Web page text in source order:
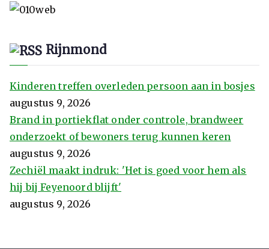
Rijnmond
Kinderen treffen overleden persoon aan in bosjes
augustus 9, 2026
Brand in portiekflat onder controle, brandweer
onderzoekt of bewoners terug kunnen keren
augustus 9, 2026
Zechiël maakt indruk: 'Het is goed voor hem als
hij bij Feyenoord blijft'
augustus 9, 2026